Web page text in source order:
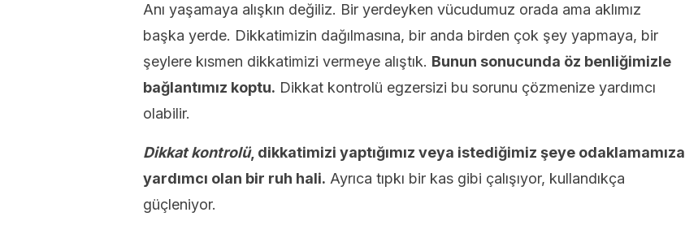
Anı yaşamaya alışkın değiliz. Bir yerdeyken vücudumuz orada ama aklımız
başka yerde. Dikkatimizin dağılmasına, bir anda birden çok şey yapmaya, bir
şeylere kısmen dikkatimizi vermeye alıştık. Bunun sonucunda öz benliğimizle
bağlantımız koptu. Dikkat kontrolü egzersizi bu sorunu çözmenize yardımcı
olabilir.
Dikkat kontrolü, dikkatimizi yaptığımız veya istediğimiz şeye odaklamamıza
yardımcı olan bir ruh hali. Ayrıca tıpkı bir kas gibi çalışıyor, kullandıkça
güçleniyor.